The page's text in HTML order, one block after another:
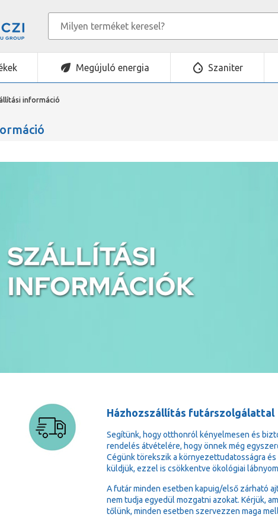
Megújuló energia Szaniter
információ
Házhozszállítás futárszolgálattal
Segítünk, hogy otthonról kényelmesen és
rendelés átvételére, hogy önnek még
Cégünk törekszik a környezettudatosságra
küldjük, ezzel is csökkentve ökológiai
A futár minden esetben kapuig/első zárható
nem tudja egyedül mozgatni azokat. Kérjük,
tőlünk, minden esetben szervezzen maga